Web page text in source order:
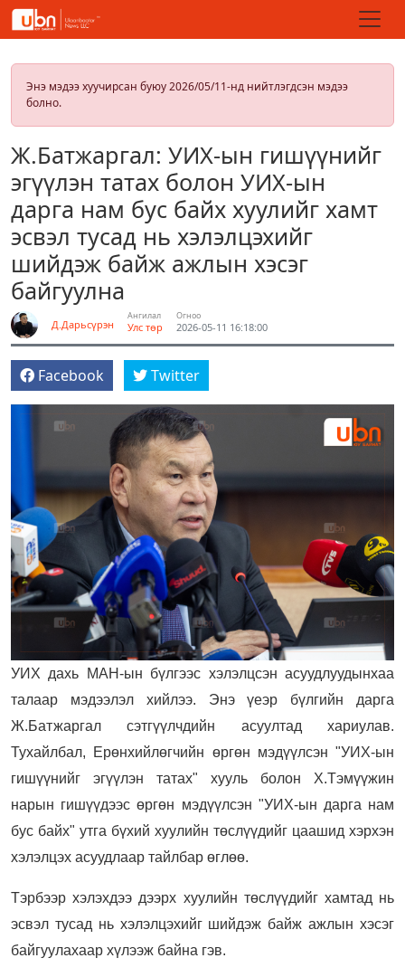
Энэ мэдээ хуучирсан буюу 2026/05/11-нд нийтлэгдсэн мэдээ
болно.
Ж.Батжаргал: УИХ-ын гишүүнийг
эгүүлэн татах болон УИХ-ын
дарга нам бус байх хуулийг хамт
эсвэл тусад нь хэлэлцэхийг
шийдэж байж ажлын хэсэг
байгуулна
Д.Дарьсүрэн
Ангилал
Улс төр
Огноо
2026-05-11 16:18:00
Facebook Twitter
УИХ дахь МАН-ын бүлгээс хэлэлцсэн асуудлуудынхаа
талаар мэдээлэл хийлээ. Энэ үеэр бүлгийн дарга
Ж.Батжаргал сэтгүүлчдийн асуултад хариулав.
Тухайлбал, Ерөнхийлөгчийн өргөн мэдүүлсэн "УИХ-ын
гишүүнийг эгүүлэн татах" хууль болон Х.Тэмүүжин
нарын гишүүдээс өргөн мэдүүлсэн "УИХ-ын дарга нам
бус байх" утга бүхий хуулийн төслүүдийг цаашид хэрхэн
хэлэлцэх асуудлаар тайлбар өглөө.
Тэрбээр хэлэхдээ дээрх хуулийн төслүүдийг хамтад нь
эсвэл тусад нь хэлэлцэхийг шийдэж байж ажлын хэсэг
байгуулахаар хүлээж байна гэв.